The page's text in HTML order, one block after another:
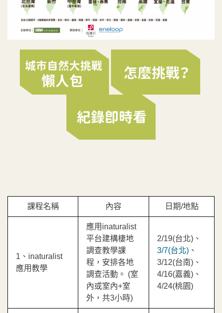
課程名稱 內容 日期/地點
1、inaturalist
應用教學
應用inaturalist
平台建構棲地
調查教學課
程，安排各地
調查活動。 (室
內或室內+室
外，共3小時)
2/19(台北)、
3/7(台北) 、
3/12(台南)、
4/16(嘉義)、
4/24(桃園)